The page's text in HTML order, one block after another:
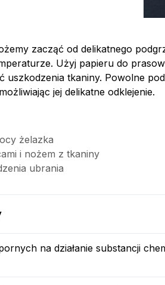
zacząć od delikatnego
Użyj papieru do
uszkodzenia tkaniny. Powolne
jej delikatne odklejenie.
żelazka
i nożem z tkaniny
ubrania
na działanie substancji